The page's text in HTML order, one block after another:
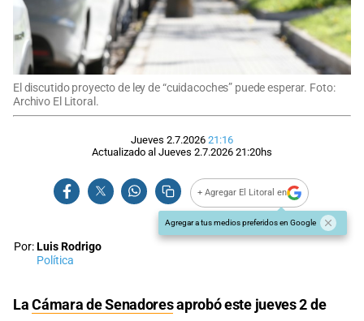
El discutido proyecto de ley de “cuidacoches” puede esperar. Foto:
Archivo El Litoral.
Jueves 2.7.2026 21:16
Actualizado al Jueves 2.7.2026 21:20hs
+ Agregar El Litoral en
Agregar a tus medios preferidos en Google
Por:Luis Rodrigo
Política
LaCámara de Senadoresaprobó este jueves 2 de